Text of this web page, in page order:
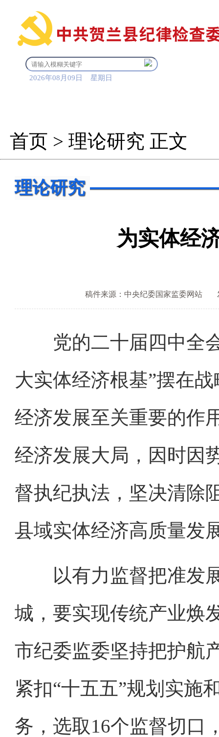
2026年08月09日 星期日
首页 > 理论研究 正文
理论研究
为实体经
稿件来源：中央纪委国家监委网站
党的二十届四中全会
大实体经济根基”摆在
经济发展至关重要的作
经济发展大局，因时因
督执纪执法，坚决清除
县域实体经济高质量发
以有力监督把准发展
城，要实现传统产业焕
市纪委监委坚持把护航
紧扣“十五五”规划实施
务，选取16个监督切口